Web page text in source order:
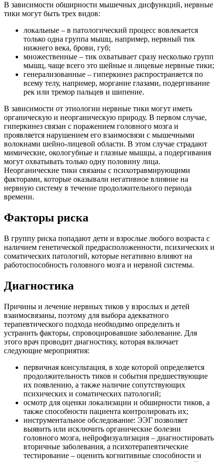
В зависимости обширности мышечных дисфункций, нервные
тики могут быть трех видов:
локальные – в патологический процесс вовлекается
только одна группа мышц, например, нервный тик
нижнего века, брови, губ;
множественные – тик охватывает сразу несколько групп
мышц, чаще всего это шейные и лицевые нервные тики;
генерализованные – гиперкинез распространяется по
всему телу, например, моргание глазами, подергивание
рек или тремор пальцев и шипение.
В зависимости от этиологии нервные тики могут иметь
органическую и неорганическую природу. В первом случае,
гиперкинез связан с поражением головного мозга и
проявляется нарушением его взаимосвязи с мышечными
волокнами шейно-лицевой области. В этом случае страдают
мимические, окологубные и глазные мышцы, а подергивания
могут охватывать только одну половину лица.
Неорганические тики связаны с психотравмирующими
факторами, которые оказывали негативное влияние на
нервную систему в течение продолжительного периода
времени.
Факторы риска
В группу риска попадают дети и взрослые любого возраста с
наличием генетической предрасположенности, психических и
соматических патологий, которые негативно влияют на
работоспособность головного мозга и нервной системы.
Диагностика
Причины и лечение нервных тиков у взрослых и детей
взаимосвязаны, поэтому для выбора адекватного
терапевтического подхода необходимо определить и
устранить факторы, спровоцировавшие заболевание. Для
этого врач проводит диагностику, которая включает
следующие мероприятия:
первичная консультация, в ходе которой определяется
продолжительность тиков и события предшествующие
их появлению, а также наличие сопутствующих
психических и соматических патологий;
осмотр для оценки локализации и обширности тиков, а
также способности пациента контролировать их;
инструментальное обследование: ЭЭГ позволяет
выявить или исключить органические болезни
головного мозга, нейрофизуализация – диагностировать
вторичные заболевания, а психотерапевтические
тестирование – оценить когнитивные способности и